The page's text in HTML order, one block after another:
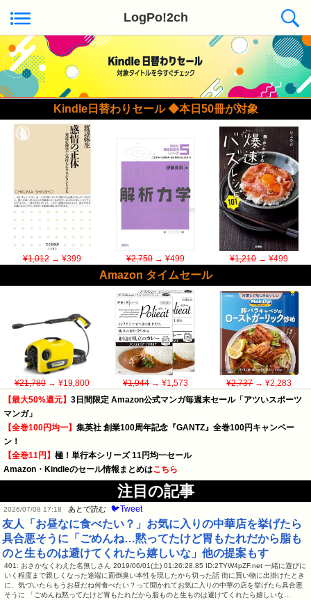
LogPo!2ch
Kindle日替わりセール ◆本日50冊が対象
¥1,012→ ¥399 ¥2,750→ ¥499 ¥1,210→ ¥499
Amazon タイムセール
¥21,780→ ¥19,800 ¥1,944→ ¥1,573 ¥2,737→ ¥2,283
【最大50%還元】 3日間限定 Amazon公式マンガ毎週末セール「アツいスポーツ
マンガ」
【全巻100円均一】 集英社 創業100周年記念『GANTZ』全巻100円キャンペー
ン！
【全巻11円】 極！単行本シリーズ 11円均一セール
Amazon・Kindleのセール情報まとめはこちら
注目の記事
2026/07/08 17:18 あとで読む 🐦Tweet
友人「お昼なに食べたい？」お気に入りの中華店を挙げたら
具合悪そうに「ごめんね…黙ってたけど胃もたれだから脂も
のと生ものは避けてくれたら嬉しいな」他の提案もす
401: おさかなくわえた名無しさん 2019/06/01(土) 01:26:28.85 ID:2TYW4pZF.net 一緒に遊びに
いく程度まで親しくなった途端に面倒臭い本性を現したから切った話 街に買い物に出掛けたとき
に、気づいたらもうお昼だね何食べたい？って聞かれてお気に入りの中華の店を挙げたら具合悪
そうに 「ごめんね黙ってたけど胃もたれだから脂ものと生ものは避けてくれたら嬉しいな…